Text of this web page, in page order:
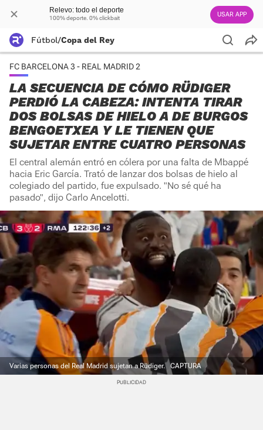
Relevo: todo el deporte
100% deporte. 0% clickbait USAR APP
Fútbol/Copa del Rey
FC BARCELONA 3 - REAL MADRID 2
LA SECUENCIA DE CÓMO RÜDIGER
PERDIÓ LA CABEZA: INTENTA TIRAR
DOS BOLSAS DE HIELO A DE BURGOS
BENGOETXEA Y LE TIENEN QUE
SUJETAR ENTRE CUATRO PERSONAS
El central alemán entró en cólera por una falta de Mbappé
hacia Eric García. Trató de lanzar dos bolsas de hielo al
colegiado del partido, fue expulsado. "No sé qué ha
pasado", dijo Carlo Ancelotti.
Varias personas del Real Madrid sujetan a Rüdiger. CAPTURA